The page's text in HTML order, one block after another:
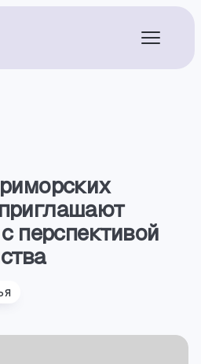
перспективой